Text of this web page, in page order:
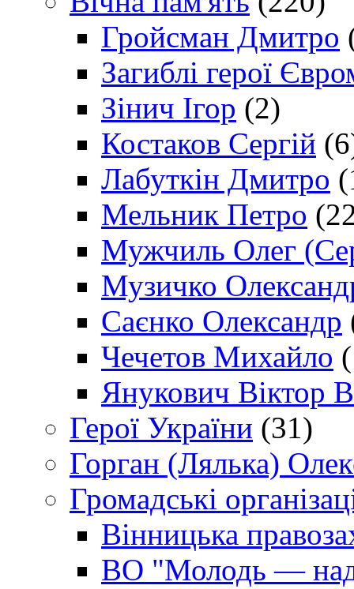
Гройсман Дмитро
Загиблі герої
Зінич Ігор (2)
Костаков Сергій
Лабуткін Дмитро
Мельник Петро
Мужчиль Олег
Музичко
Саєнко Олександр
Чечетов Михайло
Янукович Віктор
Герої України (31)
Горган (Лялька)
Громадські
Вінницька
ВО "Молодь —